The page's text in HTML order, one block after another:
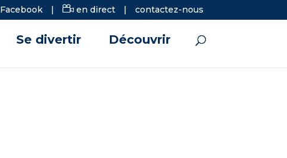
Facebook | en direct | contactez-nous
Se divertir Découvrir